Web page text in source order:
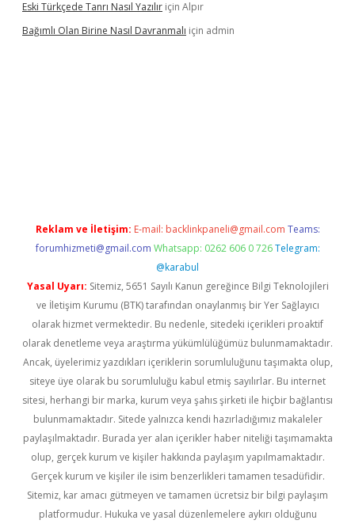
Eski Türkçede Tanrı Nasıl Yazılır için Alpır
Bağımlı Olan Birine Nasıl Davranmalı için admin
Reklam ve İletişim: E-mail: backlinkpaneli@gmail.com Teams:
forumhizmeti@gmail.com Whatsapp: 0262 606 0 726 Telegram:
@karabul
Yasal Uyarı: Sitemiz, 5651 Sayılı Kanun gereğince Bilgi Teknolojileri
ve İletişim Kurumu (BTK) tarafından onaylanmış bir Yer Sağlayıcı
olarak hizmet vermektedir. Bu nedenle, sitedeki içerikleri proaktif
olarak denetleme veya araştırma yükümlülüğümüz bulunmamaktadır.
Ancak, üyelerimiz yazdıkları içeriklerin sorumluluğunu taşımakta olup,
siteye üye olarak bu sorumluluğu kabul etmiş sayılırlar. Bu internet
sitesi, herhangi bir marka, kurum veya şahıs şirketi ile hiçbir bağlantısı
bulunmamaktadır. Sitede yalnızca kendi hazırladığımız makaleler
paylaşılmaktadır. Burada yer alan içerikler haber niteliği taşımamakta
olup, gerçek kurum ve kişiler hakkında paylaşım yapılmamaktadır.
Gerçek kurum ve kişiler ile isim benzerlikleri tamamen tesadüfidir.
Sitemiz, kar amacı gütmeyen ve tamamen ücretsiz bir bilgi paylaşım
platformudur. Hukuka ve yasal düzenlemelere aykırı olduğunu